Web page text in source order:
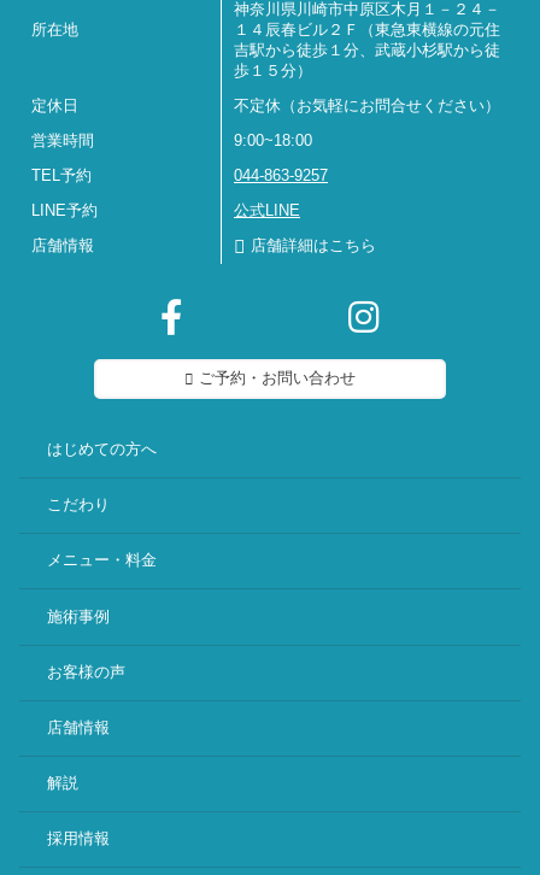
所在地
神奈川県川崎市中原区木月１－２４－
１４辰春ビル２Ｆ（東急東横線の元住
吉駅から徒歩１分、武蔵小杉駅から徒
歩１５分）
定休日 不定休（お気軽にお問合せください）
営業時間 9:00~18:00
TEL予約 044-863-9257
LINE予約 公式LINE
店舗情報 店舗詳細はこちら
ご予約・お問い合わせ
はじめての方へ
こだわり
メニュー・料金
施術事例
お客様の声
店舗情報
解説
採用情報